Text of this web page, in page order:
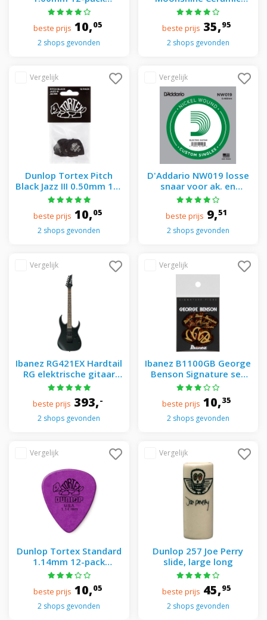
plectrumset blauw
beste prijs 10,05
2 shops gevonden
slide medium
beste prijs 35,95
2 shops gevonden
Dunlop Tortex Pitch
Black Jazz III 0.50mm 12-
pack plectrumset zwart
beste prijs 10,05
2 shops gevonden
D'Addario NW019 losse
snaar voor ak. en
elektrische gitaar
beste prijs 9,51
2 shops gevonden
Ibanez RG421EX Hardtail
RG elektrische gitaar
Black Flat
beste prijs 393,-
2 shops gevonden
Ibanez B1100GB George
Benson Signature set
van 6 plectrums
beste prijs 10,35
2 shops gevonden
Dunlop Tortex Standard
1.14mm 12-pack
plectrumset paars
beste prijs 10,05
2 shops gevonden
Dunlop 257 Joe Perry
slide, large long
beste prijs 45,95
2 shops gevonden